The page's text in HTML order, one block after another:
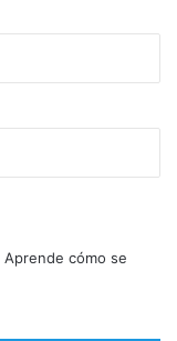
Aprende cómo se